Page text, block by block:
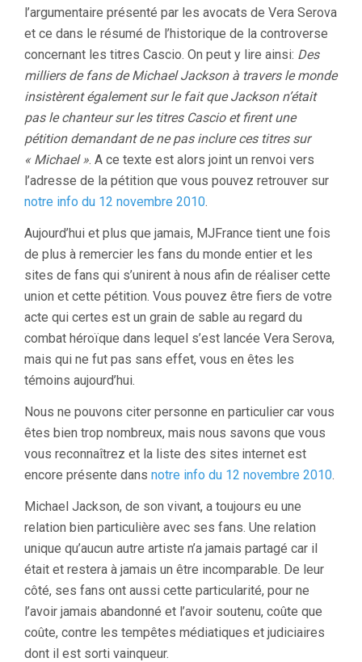
l’argumentaire présenté par les avocats de Vera Serova
et ce dans le résumé de l’historique de la controverse
concernant les titres Cascio. On peut y lire ainsi: Des
milliers de fans de Michael Jackson à travers le monde
insistèrent également sur le fait que Jackson n’était
pas le chanteur sur les titres Cascio et firent une
pétition demandant de ne pas inclure ces titres sur
« Michael ». A ce texte est alors joint un renvoi vers
l’adresse de la pétition que vous pouvez retrouver sur
notre info du 12 novembre 2010.
Aujourd’hui et plus que jamais, MJFrance tient une fois
de plus à remercier les fans du monde entier et les
sites de fans qui s’unirent à nous afin de réaliser cette
union et cette pétition. Vous pouvez être fiers de votre
acte qui certes est un grain de sable au regard du
combat héroïque dans lequel s’est lancée Vera Serova,
mais qui ne fut pas sans effet, vous en êtes les
témoins aujourd’hui.
Nous ne pouvons citer personne en particulier car vous
êtes bien trop nombreux, mais nous savons que vous
vous reconnaîtrez et la liste des sites internet est
encore présente dans notre info du 12 novembre 2010.
Michael Jackson, de son vivant, a toujours eu une
relation bien particulière avec ses fans. Une relation
unique qu’aucun autre artiste n’a jamais partagé car il
était et restera à jamais un être incomparable. De leur
côté, ses fans ont aussi cette particularité, pour ne
l’avoir jamais abandonné et l’avoir soutenu, coûte que
coûte, contre les tempêtes médiatiques et judiciaires
dont il est sorti vainqueur.